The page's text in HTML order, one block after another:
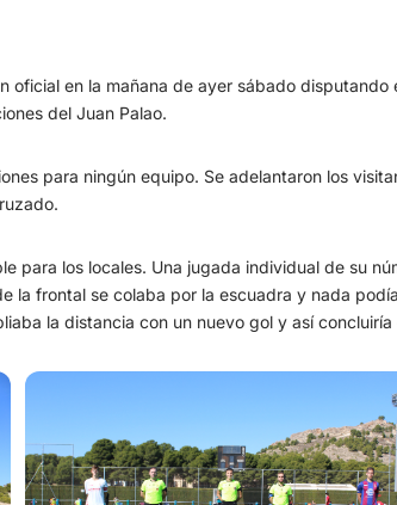
oficial en la mañana de ayer sábado
del Juan Palao.
para ningún equipo. Se adelantaron los
para los locales. Una jugada individual de su
la frontal se colaba por la escuadra y nada
la distancia con un nuevo gol y así